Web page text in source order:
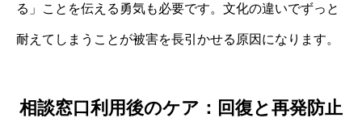
る」ことを伝える勇気も必要です。文化の違いでずっと
耐えてしまうことが被害を長引かせる原因になります。
相談窓口利用後のケア：回復と再発防止